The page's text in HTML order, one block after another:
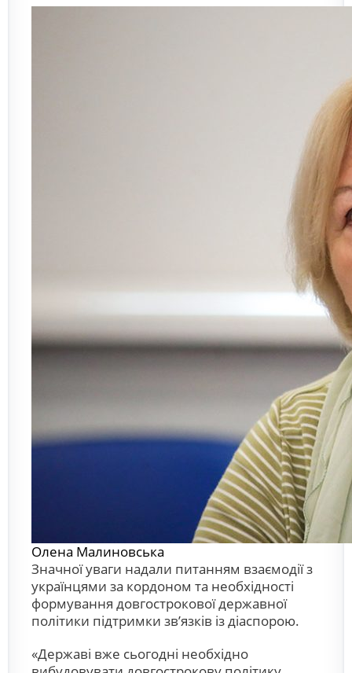
Олена Малиновська
Значної уваги надали питанням взаємодії з
українцями за кордоном та необхідності
формування довгострокової державної
політики підтримки зв’язків із діаспорою.
«Державі вже сьогодні необхідно